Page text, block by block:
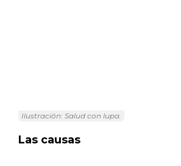
Ilustración: Salud con lupa.
Las causas